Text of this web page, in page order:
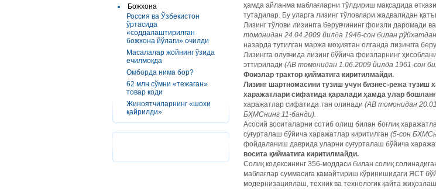
Божхона
Россия ва Ўзбекистон
ўртасида
«соддалаштирилган
божхона йўлаги» очилди
Масалалар жойнинг ўзида
ечилмоқда
Омборда нима бор?
62 млн сўмни «тежаган»
товар коди
Жиноятчиларнинг «шохи
қайрилди»
ҳамда айланма маблағларни тўлдириш мақсадида
тутадилар. Бу уларга лизинг тўловлари жадвалидан
Лизинг тўлови лизингга берувчининг фоизли даромади
томонидан 24.04.2009 йилда 1946-сон билан
назарда тутилган маржа моҳиятан олганда лизингга
Лизингга олувчида лизинг бўйича фоизларнинг
эттирилади (АВ томонидан 1.06.2009 йилда 1961-сон
Фоизлар трактор қийматига киритилмайди.
Лизинг шартномасини тузиш учун бизнес-режа тузиш
харажатлари сифатида қаралади ҳамда улар
харажатлар сифатида тан олинади (АВ томонидан
БҲМСнинг 11-банди).
Асосий воситаларни сотиб олиш билан боғлиқ
суғурталаш бўйича харажатлар киритилган (5-сон
фойдаланиш даврида уларни суғурталаш бўйича
восита қийматига киритилмайди.
Солиқ кодексининг 356-моддаси билан солиқ
маблағлар суммасига камайтириш кўринишидаги ЯСТ
модернизациялаш, техник ва технологик қайта